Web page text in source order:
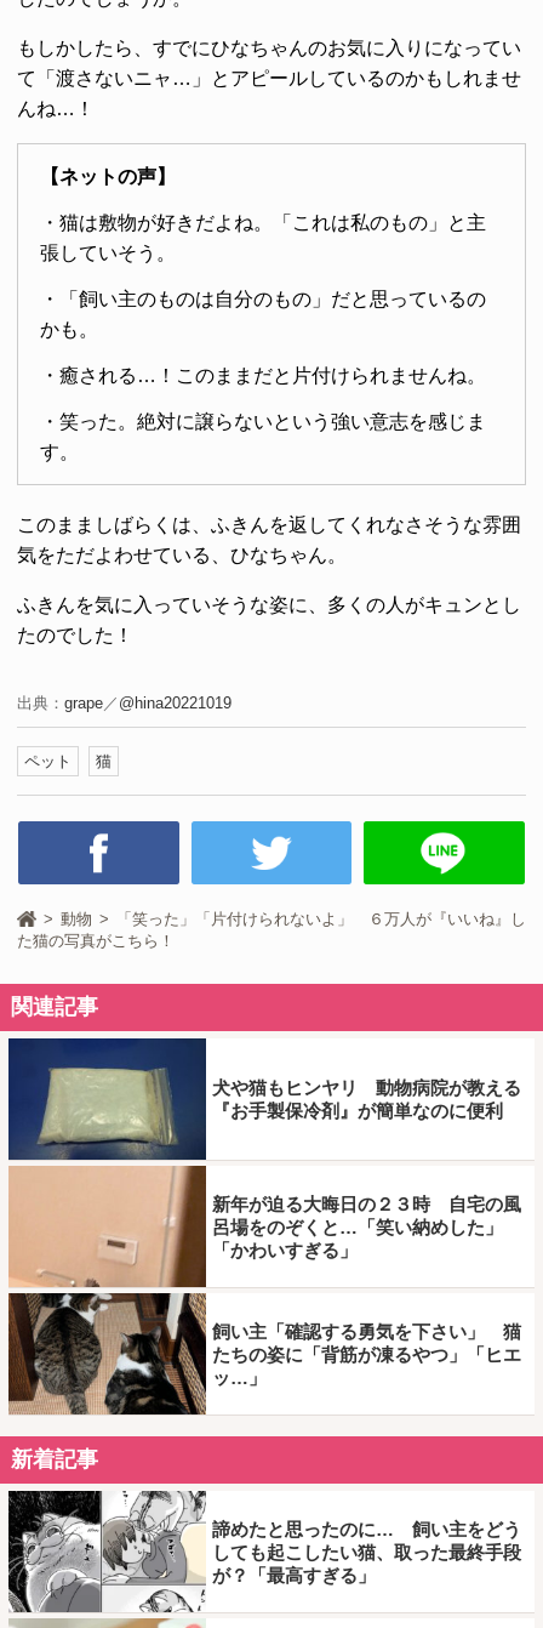
もしかしたら、すでにひなちゃんのお気に入りになってい
て「渡さないニャ…」とアピールしているのかもしれませ
んね…！
【ネットの声】
・猫は敷物が好きだよね。「これは私のもの」と主
張していそう。
・「飼い主のものは自分のもの」だと思っているの
かも。
・癒される…！このままだと片付けられませんね。
・笑った。絶対に譲らないという強い意志を感じま
す。
このまましばらくは、ふきんを返してくれなさそうな雰囲
気をただよわせている、ひなちゃん。
ふきんを気に入っていそうな姿に、多くの人がキュンとし
たのでした！
出典： grape ／ @hina20221019
ペット 猫
動物
「笑った」「片付けられないよ」 ６万人が『いいね』し
た猫の写真がこちら！
関連記事
犬や猫もヒンヤリ 動物病院が教える
『お手製保冷剤』が簡単なのに便利
新年が迫る大晦日の２３時 自宅の風
呂場をのぞくと…「笑い納めした」
「かわいすぎる」
飼い主「確認する勇気を下さい」 猫
たちの姿に「背筋が凍るやつ」「ヒエ
ッ…」
新着記事
諦めたと思ったのに… 飼い主をどう
しても起こしたい猫、取った最終手段
が？「最高すぎる」